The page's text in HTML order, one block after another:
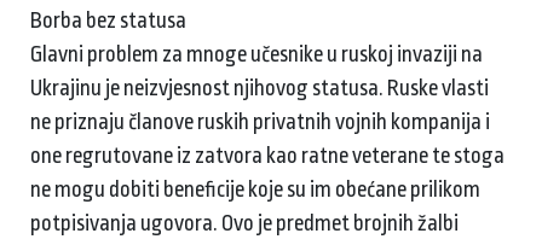
Borba bez statusa
Glavni problem za mnoge učesnike u ruskoj invaziji na
Ukrajinu je neizvjesnost njihovog statusa. Ruske vlasti
ne priznaju članove ruskih privatnih vojnih kompanija i
one regrutovane iz zatvora kao ratne veterane te stoga
ne mogu dobiti beneficije koje su im obećane prilikom
potpisivanja ugovora. Ovo je predmet brojnih žalbi